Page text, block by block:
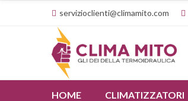
servizioclienti@climamito.com
HOME CLIMATIZZATORI